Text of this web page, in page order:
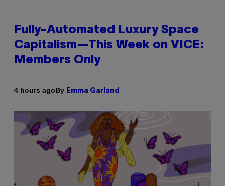
Fully-Automated Luxury Space
Capitalism—This Week on VICE:
Members Only
4 hours agoBy Emma Garland